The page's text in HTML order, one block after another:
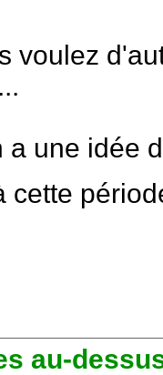
voulez
a une idée
cette
au-